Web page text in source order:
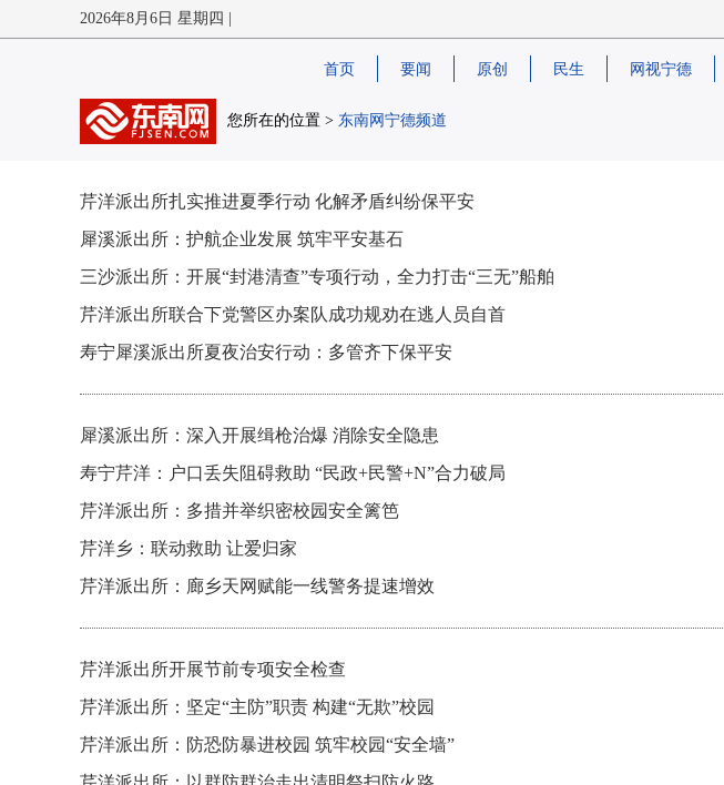
2026年8月6日 星期四 |
首页 要闻 原创 民生 网视宁德
您所在的位置 > 东南网宁德频道
芹洋派出所扎实推进夏季行动 化解矛盾纠纷保平安
犀溪派出所：护航企业发展 筑牢平安基石
三沙派出所：开展“封港清查”专项行动，全力打击“三无”船舶
芹洋派出所联合下党警区办案队成功规劝在逃人员自首
寿宁犀溪派出所夏夜治安行动：多管齐下保平安
犀溪派出所：深入开展缉枪治爆 消除安全隐患
寿宁芹洋：户口丢失阻碍救助 “民政+民警+N”合力破局
芹洋派出所：多措并举织密校园安全篱笆
芹洋乡：联动救助 让爱归家
芹洋派出所：廊乡天网赋能一线警务提速增效
芹洋派出所开展节前专项安全检查
芹洋派出所：坚定“主防”职责 构建“无欺”校园
芹洋派出所：防恐防暴进校园 筑牢校园“安全墙”